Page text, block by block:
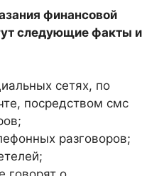
финансовой
следующие факты и
сетях, по
посредством смс
разговоров;